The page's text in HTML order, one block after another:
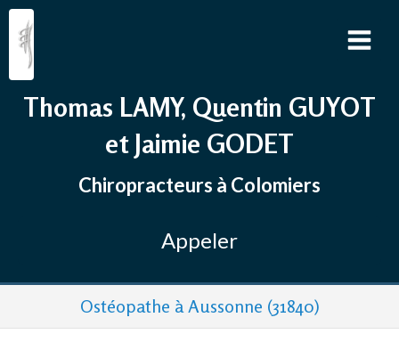
Thomas LAMY, Quentin GUYOT
et Jaimie GODET
Chiropracteurs à Colomiers
Appeler
Ostéopathe à Aussonne (31840)